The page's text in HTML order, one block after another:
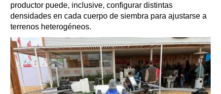
productor puede, inclusive, configurar distintas
densidades en cada cuerpo de siembra para ajustarse a
terrenos heterogéneos.